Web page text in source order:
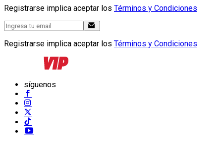
Registrarse implica aceptar los Términos y Condiciones
Registrarse implica aceptar los Términos y Condiciones
síguenos